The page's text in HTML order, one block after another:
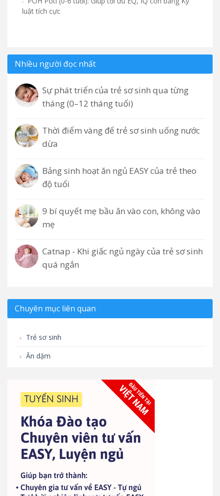
luật tích cực
Nhiều người đọc nhất
Sự phát triển của trẻ sơ sinh qua từng
tháng (0–12 tháng tuổi)
Thời điểm vàng để trẻ sơ sinh uống nước
dừa
Bảng sinh hoạt ăn ngủ EASY của trẻ theo
độ tuổi
9 bí quyết mẹ bầu ăn vào con, không vào
mẹ
Catnap - Khi giấc ngủ ngày của trẻ sơ sinh
quá ngắn
Chuyên mục liên quan
Trẻ sơ sinh
Ăn dặm